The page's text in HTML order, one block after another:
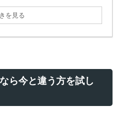
を見る
ら今と違う方を試し